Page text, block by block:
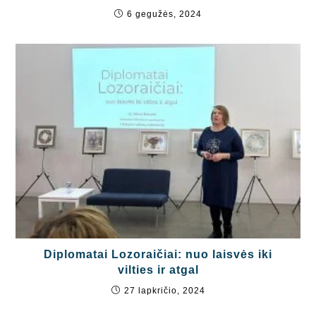
6 gegužės, 2024
Diplomatai Lozoraičiai: nuo laisvės iki
vilties ir atgal
27 lapkričio, 2024